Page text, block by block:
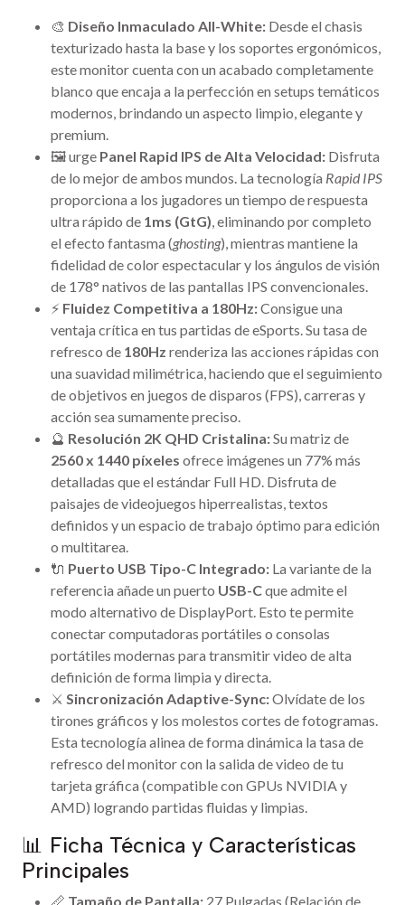
🎨 Diseño Inmaculado All-White: Desde el chasis
texturizado hasta la base y los soportes ergonómicos,
este monitor cuenta con un acabado completamente
blanco que encaja a la perfección en setups temáticos
modernos, brindando un aspecto limpio, elegante y
premium.
🖼 urge Panel Rapid IPS de Alta Velocidad: Disfruta
de lo mejor de ambos mundos. La tecnología Rapid IPS
proporciona a los jugadores un tiempo de respuesta
ultra rápido de 1ms (GtG), eliminando por completo
el efecto fantasma (ghosting), mientras mantiene la
fidelidad de color espectacular y los ángulos de visión
de 178° nativos de las pantallas IPS convencionales.
⚡ Fluidez Competitiva a 180Hz:Consigue una
ventaja crítica en tus partidas de eSports. Su tasa de
refresco de 180Hz renderiza las acciones rápidas con
una suavidad milimétrica, haciendo que el seguimiento
de objetivos en juegos de disparos (FPS), carreras y
acción sea sumamente preciso.
🔮 Resolución 2K QHD Cristalina:Su matriz de
2560 x 1440 píxeles ofrece imágenes un 77% más
detalladas que el estándar Full HD. Disfruta de
paisajes de videojuegos hiperrealistas, textos
definidos y un espacio de trabajo óptimo para edición
o multitarea.
🔌 Puerto USB Tipo-C Integrado: La variante de la
referencia añade un puerto USB-Cque admite el
modo alternativo de DisplayPort. Esto te permite
conectar computadoras portátiles o consolas
portátiles modernas para transmitir video de alta
definición de forma limpia y directa.
⚔️ Sincronización Adaptive-Sync:Olvídate de los
tirones gráficos y los molestos cortes de fotogramas.
Esta tecnología alinea de forma dinámica la tasa de
refresco del monitor con la salida de video de tu
tarjeta gráfica (compatible con GPUs NVIDIA y
AMD) logrando partidas fluidas y limpias.
📊 Ficha Técnica y Características
Principales
📏 Tamaño de Pantalla: 27 Pulgadas (Relación de